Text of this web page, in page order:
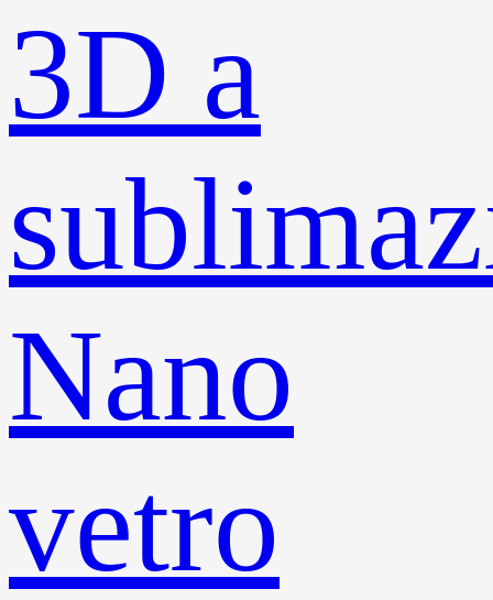
3D a
Nano
vetro